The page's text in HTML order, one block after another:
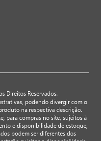
Direitos Reservados.
podendo divergir com o
na respectiva descrição.
para compras no site, sujeitos à
e disponibilidade de estoque,
podem ser diferentes dos